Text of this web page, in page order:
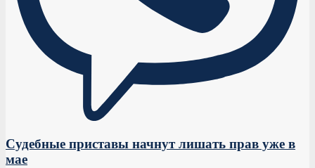
Судебные приставы начнут лишать прав уже в
мае